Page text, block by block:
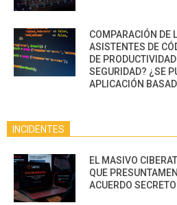
COMPARACIÓN DE
ASISTENTES DE
DE
SEGURIDAD? ¿SE
APLICACIÓN
INCIDENTES
EL MASIVO
QUE
ACUERDO